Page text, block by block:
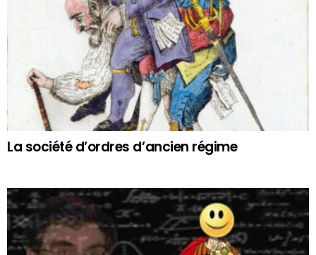
La société d’ordres d’ancien régime